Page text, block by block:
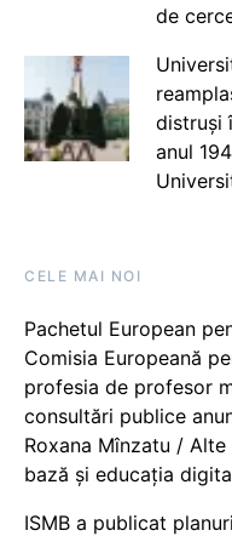
de
distruși
anul
CELE MAI NOI
Pachetul European
Comisia Europeană
profesia de profesor
consultări publice
Roxana Mînzatu /
bază și educația
ISMB a publicat